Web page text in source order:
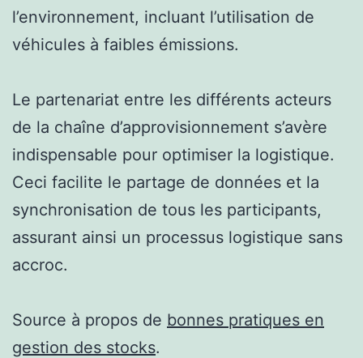
l’environnement, incluant l’utilisation de
véhicules à faibles émissions.
Le partenariat entre les différents acteurs
de la chaîne d’approvisionnement s’avère
indispensable pour optimiser la logistique.
Ceci facilite le partage de données et la
synchronisation de tous les participants,
assurant ainsi un processus logistique sans
accroc.
Source à propos de bonnes pratiques en
gestion des stocks.